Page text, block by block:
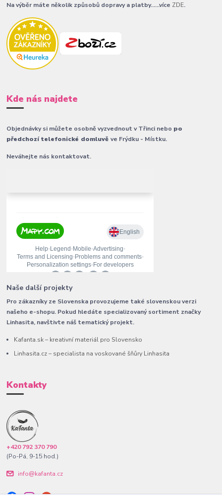
Na výběr máte několik způsobů dopravy a platby......více ZDE.
Kde nás najdete
Objednávky si můžete osobně vyzvednout v Třinci nebo po
předchozí telefonické domluvěve Frýdku - Místku.
Neváhejte nás kontaktovat.
Naše další projekty
Pro zákazníky ze Slovenska provozujeme také slovenskou verzi
našeho e-shopu. Pokud hledáte specializovaný sortiment značky
Linhasita, navštivte náš tematický projekt.
Kafanta.sk – kreativní materiál pro Slovensko
Linhasita.cz – specialista na voskované šňůry Linhasita
Kontakty
+420 792 370 790
(Po-Pá, 9-15 hod.)
info@kafanta.cz